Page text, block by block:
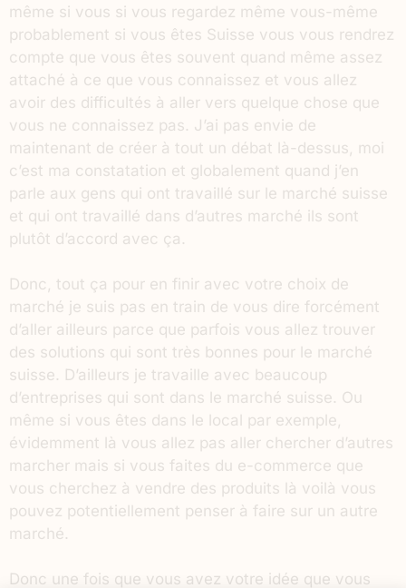
même si vous si vous regardez même vous-même
probablement si vous êtes Suisse vous vous rendrez
compte que vous êtes souvent quand même assez
attaché à ce que vous connaissez et vous allez
avoir des difficultés à aller vers quelque chose que
vous ne connaissez pas. J’ai pas envie de
maintenant de créer à tout un débat là-dessus, moi
c’est ma constatation et globalement quand j’en
parle aux gens qui ont travaillé sur le marché suisse
et qui ont travaillé dans d’autres marché ils sont
plutôt d’accord avec ça.
Donc, tout ça pour en finir avec votre choix de
marché je suis pas en train de vous dire forcément
d’aller ailleurs parce que parfois vous allez trouver
des solutions qui sont très bonnes pour le marché
suisse. D’ailleurs je travaille avec beaucoup
d’entreprises qui sont dans le marché suisse. Ou
même si vous êtes dans le local par exemple,
évidemment là vous allez pas aller chercher d’autres
marcher mais si vous faites du e-commerce que
vous cherchez à vendre des produits là voilà vous
pouvez potentiellement penser à faire sur un autre
marché.
Donc une fois que vous avez votre idée que vous